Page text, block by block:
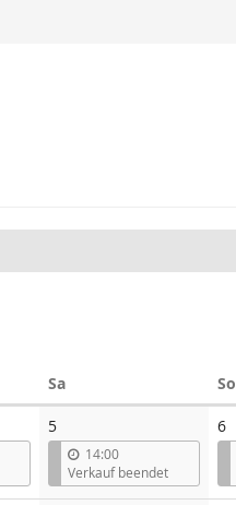
SaSamstag So
5
14:00
Verkauf beendet
6